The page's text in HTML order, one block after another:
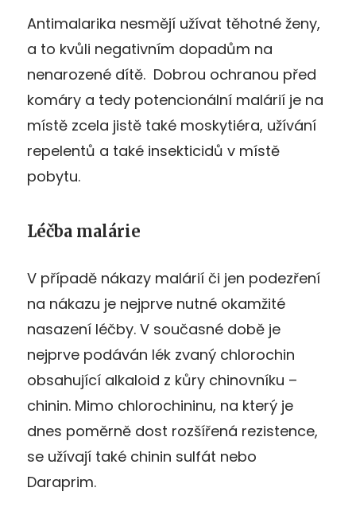
Antimalarika nesmějí užívat těhotné ženy,
a to kvůli negativním dopadům na
nenarozené dítě. Dobrou ochranou před
komáry a tedy potencionální malárií je na
místě zcela jistě také moskytiéra, užívání
repelentů a také insekticidů v místě
pobytu.
Léčba malárie
V případě nákazy malárií či jen podezření
na nákazu je nejprve nutné okamžité
nasazení léčby. V současné době je
nejprve podáván lék zvaný chlorochin
obsahující alkaloid z kůry chinovníku –
chinin. Mimo chlorochininu, na který je
dnes poměrně dost rozšířená rezistence,
se užívají také chinin sulfát nebo
Daraprim.